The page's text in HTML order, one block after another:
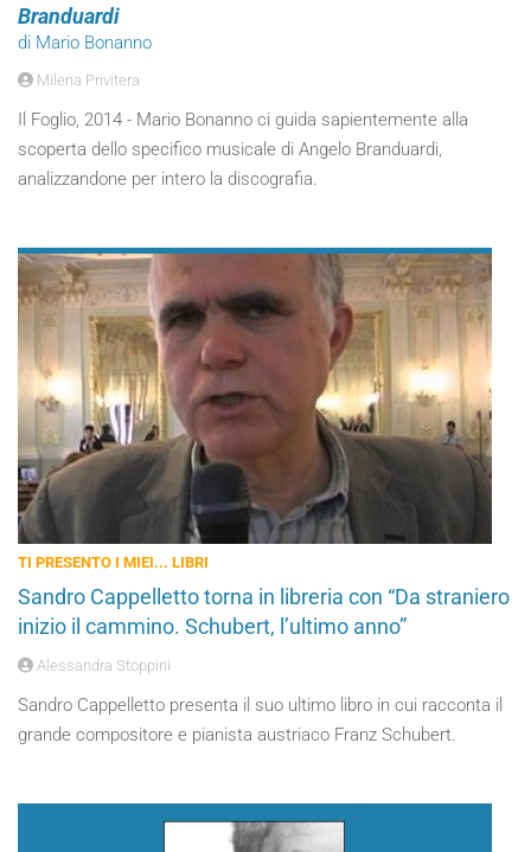
Branduardi
di Mario Bonanno
Milena Privitera
Il Foglio, 2014 - Mario Bonanno ci guida sapientemente alla
scoperta dello specifico musicale di Angelo Branduardi,
analizzandone per intero la discografia.
TI PRESENTO I MIEI... LIBRI
Sandro Cappelletto torna in libreria con “Da straniero
inizio il cammino. Schubert, l’ultimo anno”
Alessandra Stoppini
Sandro Cappelletto presenta il suo ultimo libro in cui racconta il
grande compositore e pianista austriaco Franz Schubert.